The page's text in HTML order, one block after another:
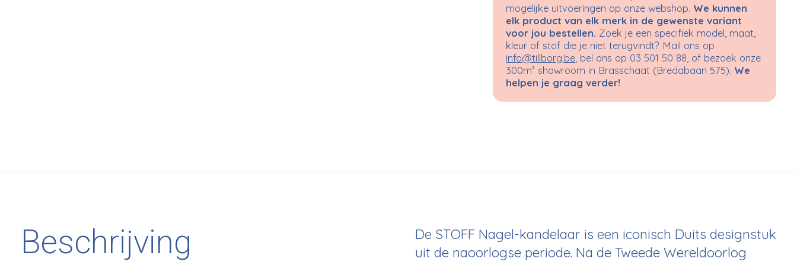
mogelijke uitvoeringen op onze webshop. We kunnen
elk product van elk merk in de gewenste variant
voor jou bestellen. Zoek je een specifiek model, maat,
kleur of stof die je niet terugvindt? Mail ons op
info@tillborg.be , bel ons op 03 501 50 88, of bezoek onze
300m² showroom in Brasschaat (Bredabaan 575). We
helpen je graag verder!
Beschrijving
De STOFF Nagel-kandelaar is een iconisch Duits designstuk
uit de naoorlogse periode. Na de Tweede Wereldoorlog